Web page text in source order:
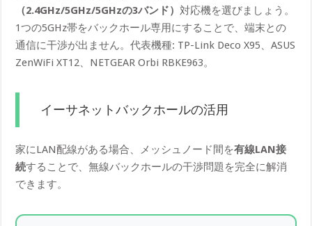
（2.4GHz/5GHz/5GHzの3バンド）対応機を選びましょう。
1つの5GHz帯をバックホール専用にすることで、端末との
通信に干渉が出ません。代表機種: TP-Link Deco X95、ASUS
ZenWiFi XT12、NETGEAR Orbi RBKE963。
イーサネットバックホールの活用
家にLAN配線がある場合、メッシュノード間を有線LAN接
続することで、無線バックホールの干渉問題を完全に解消
できます。